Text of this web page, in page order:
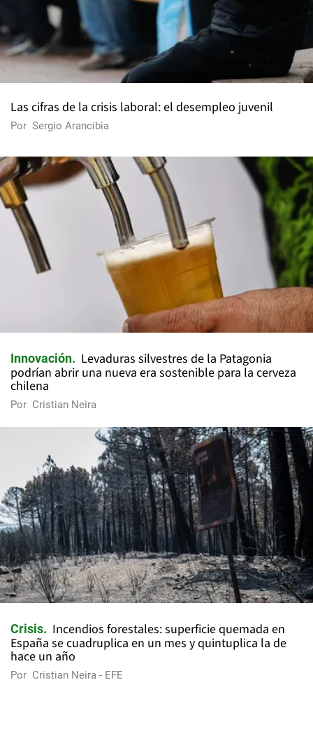
Las cifras de la crisis laboral: el desempleo juvenil
Por Sergio Arancibia
Innovación
Levaduras silvestres de la Patagonia
podrían abrir una nueva era sostenible para la cerveza
chilena
Por Cristian Neira
Crisis
Incendios forestales: superficie quemada en
España se cuadruplica en un mes y quintuplica la de
hace un año
Por Cristian Neira - EFE